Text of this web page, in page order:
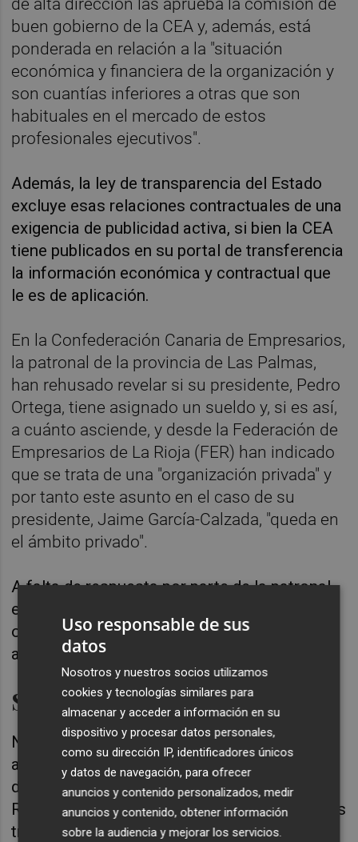
buen gobierno de la CEA y, además, está
ponderada en relación a la "situación
económica y financiera de la organización y
son cuantías inferiores a otras que son
habituales en el mercado de estos
profesionales ejecutivos".
Además, la ley de transparencia del Estado
excluye esas relaciones contractuales de una
exigencia de publicidad activa, si bien la CEA
tiene publicados en su portal de transferencia
la información económica y contractual que
le es de aplicación.
En la Confederación Canaria de Empresarios,
la patronal de la provincia de Las Palmas,
han rehusado revelar si su presidente, Pedro
Ortega, tiene asignado un sueldo y, si es así,
a cuánto asciende, y desde la Federación de
Empresarios de La Rioja (FER) han indicado
que se trata de una "organización privada" y
por tanto este asunto en el caso de su
presidente, Jaime García-Calzada, "queda en
el ámbito privado".
A falta de respuesta por parte de la patronal
extremeña, los otros 12 presidentes de
organizaciones de empresarios de ámbito
autonómico no percibe ninguna retribución.
Sin sueldo
No recibe ningún salario de la patronal
aragonesa
Miguel Marzo Ramo,
desde hace justo un año y director de
Recursos Humanos de Pikolín, al igual que las
tres presidentas de organizaciones
Uso responsable de sus
datos
Nosotros y nuestros socios utilizamos
cookies y tecnologías similares para
almacenar y acceder a información en su
dispositivo y procesar datos personales,
como su dirección IP, identificadores únicos
y datos de navegación, para ofrecer
anuncios y contenido personalizados, medir
anuncios y contenido, obtener información
sobre la audiencia y mejorar los servicios.